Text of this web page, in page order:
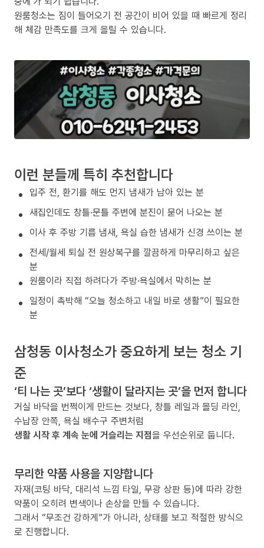
원룸청소는 짐이 들어오기 전 공간이 비어 있을 때 빠르게 정리
해 체감 만족도를 크게 올릴 수 있습니다.
이런 분들께 특히 추천합니다
입주 전, 환기를 해도 먼지 냄새가 남아 있는 분
새집인데도 창틀·문틀 주변에 분진이 묻어 나오는 분
이사 후 주방 기름 냄새, 욕실 습한 냄새가 신경 쓰이는 분
전세/월세 퇴실 전 원상복구를 깔끔하게 마무리하고 싶은
분
원룸이라 직접 하려다가 주방·욕실에서 막히는 분
일정이 촉박해 “오늘 청소하고 내일 바로 생활”이 필요한
분
삼청동 이사청소가 중요하게 보는 청소 기
준
‘티 나는 곳’보다 ‘생활이 달라지는 곳’을 먼저 합니다
거실 바닥을 번쩍이게 만드는 것보다, 창틀 레일과 몰딩 라인,
수납장 안쪽, 욕실 배수구 주변처럼
생활 시작 후 계속 눈에 거슬리는 지점을 우선순위로 둡니다.
무리한 약품 사용을 지양합니다
자재(코팅 바닥, 대리석 느낌 타일, 무광 상판 등)에 따라 강한
약품이 오히려 변색이나 손상을 만들 수 있습니다.
그래서 “무조건 강하게”가 아니라, 상태를 보고 적절한 방식으
로 진행합니다.